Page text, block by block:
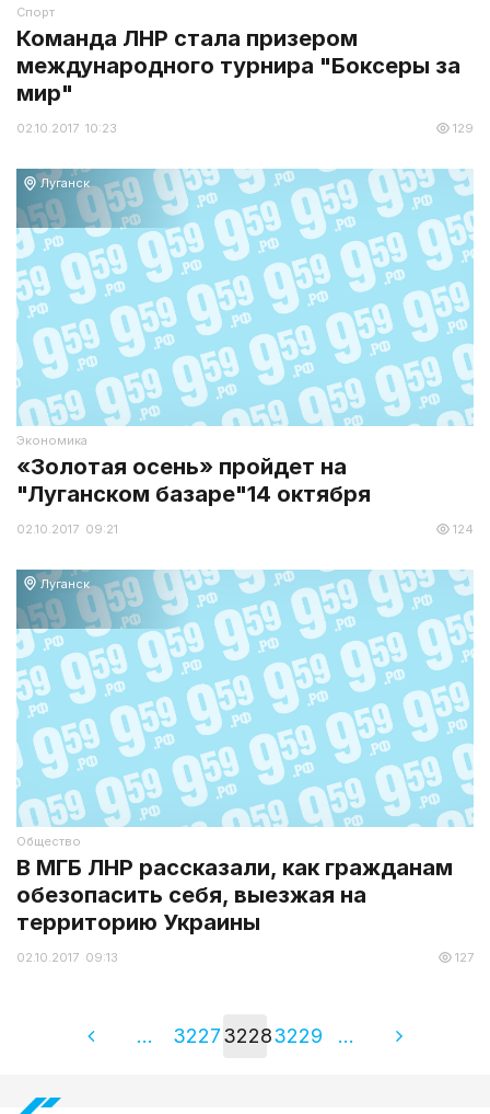
Спорт
Команда ЛНР стала призером
международного турнира "Боксеры за
мир"
02.10.2017 10:23 129
Луганск
Экономика
«Золотая осень» пройдет на
"Луганском базаре"14 октября
02.10.2017 09:21 124
Луганск
Общество
В МГБ ЛНР рассказали, как гражданам
обезопасить себя, выезжая на
территорию Украины
02.10.2017 09:13 127
... 322732283229 ...